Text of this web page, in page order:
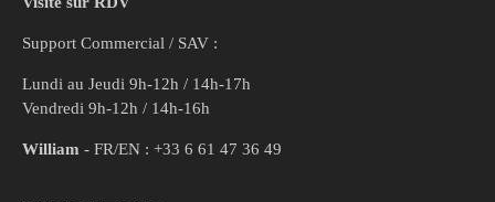
Support Commercial / SAV :
Lundi au Jeudi 9h-12h / 14h-17h
Vendredi 9h-12h / 14h-16h
William - FR/EN : +33 6 61 47 36 49